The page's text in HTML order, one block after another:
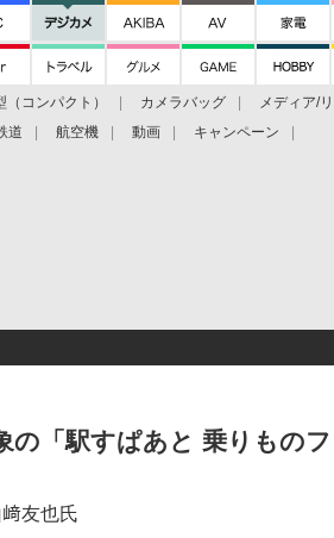
コンパクト） カメラバッグ メディア/
道 航空機 動画 キャンペーン
の「駅すぱあと 乗りもの
友也氏